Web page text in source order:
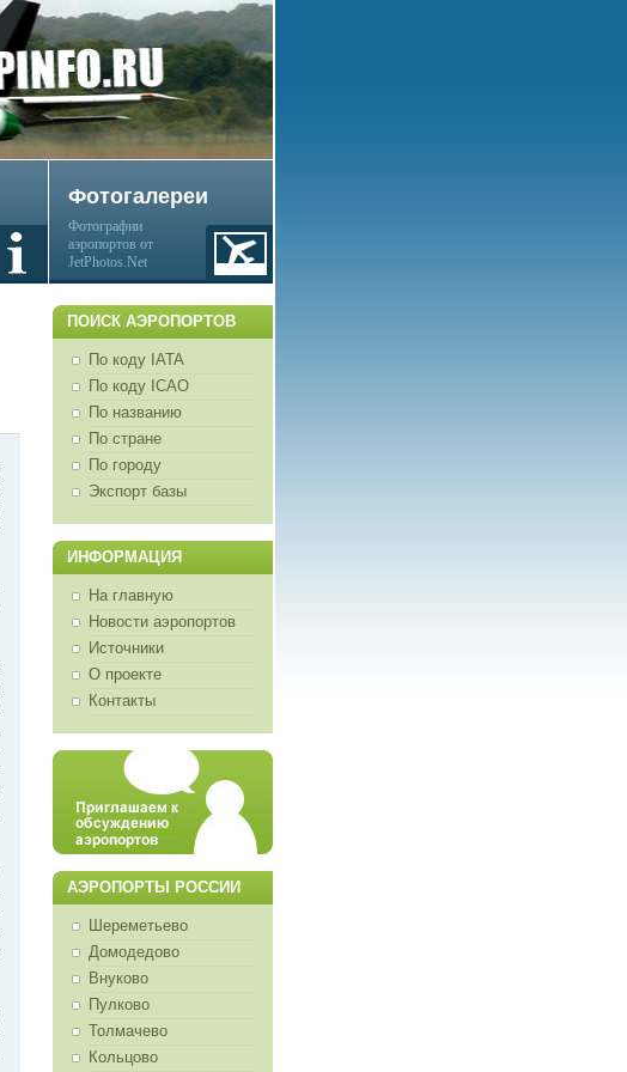
Фотогалереи
Фотографии
аэропортов от
JetPhotos.Net
ПОИСК АЭРОПОРТОВ
По коду IATA
По коду ICAO
По названию
По стране
По городу
Экспорт базы
ИНФОРМАЦИЯ
На главную
Новости аэропортов
Источники
О проекте
Контакты
АЭРОПОРТЫ РОССИИ
Шереметьево
Домодедово
Внуково
Пулково
Толмачево
Кольцово